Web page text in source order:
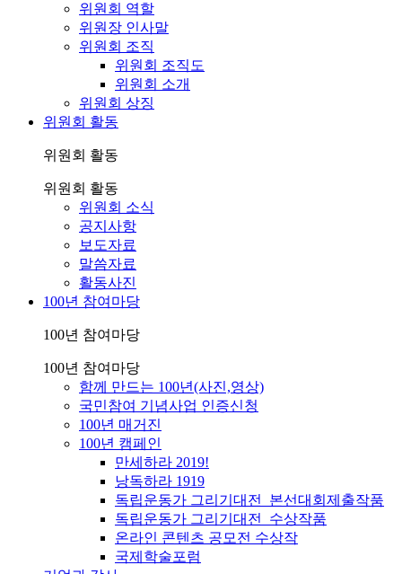
위원회 역할
위원장 인사말
위원회 조직
위원회 조직도
위원회 소개
위원회 상징
위원회 활동
위원회 활동
위원회 활동
위원회 소식
공지사항
보도자료
말씀자료
활동사진
100년 참여마당
100년 참여마당
100년 참여마당
함께 만드는 100년(사진,영상)
국민참여 기념사업 인증신청
100년 매거진
100년 캠페인
만세하라 2019!
낭독하라 1919
독립운동가 그리기대전_본선대회제출작품
독립운동가 그리기대전_수상작품
온라인 콘텐츠 공모전 수상작
국제학술포럼